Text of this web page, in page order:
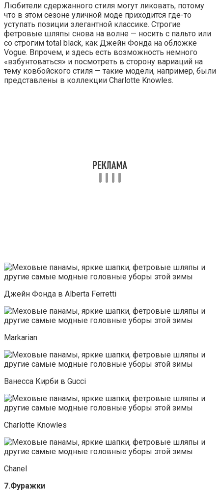
Любители сдержанного стиля могут ликовать, потому
что в этом сезоне уличной моде приходится где-то
уступать позиции элегантной классике. Строгие
фетровые шляпы снова на волне — носить с пальто или
со строгим total black, как Джейн Фонда на обложке
Vogue. Впрочем, и здесь есть возможность немного
«взбунтоваться» и посмотреть в сторону вариаций на
тему ковбойского стиля — такие модели, например, были
представлены в коллекции Charlotte Knowles.
Джейн Фонда в Alberta Ferretti
Markarian
Ванесса Кирби в Gucci
Charlotte Knowles
Chanel
7.Фуражки